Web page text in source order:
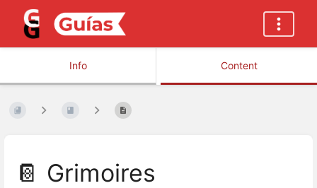
Info Content
📔 Grimoires